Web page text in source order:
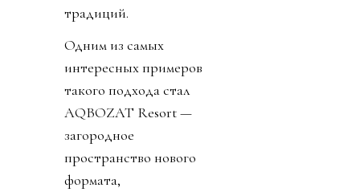
традиций.
Одним из самых
интересных примеров
такого подхода стал
AQBOZAT Resort —
загородное
пространство нового
формата,